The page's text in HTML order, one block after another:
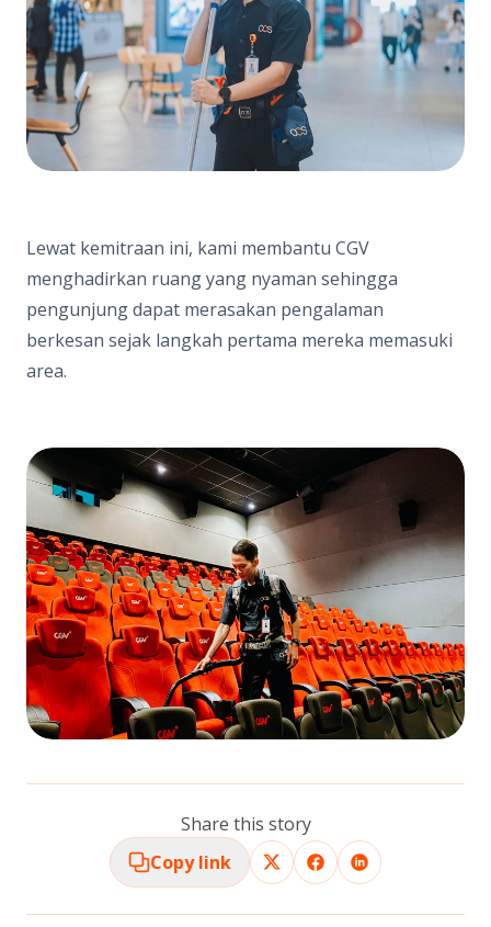
Lewat kemitraan ini, kami membantu CGV
menghadirkan ruang yang nyaman sehingga
pengunjung dapat merasakan pengalaman
berkesan sejak langkah pertama mereka memasuki
area.
Share this story
Copy link